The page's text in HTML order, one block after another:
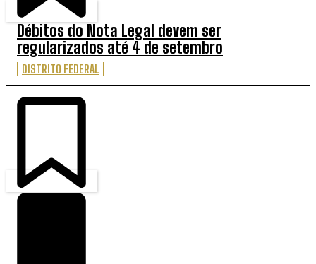
Débitos do Nota Legal devem ser
regularizados até 4 de setembro
DISTRITO FEDERAL